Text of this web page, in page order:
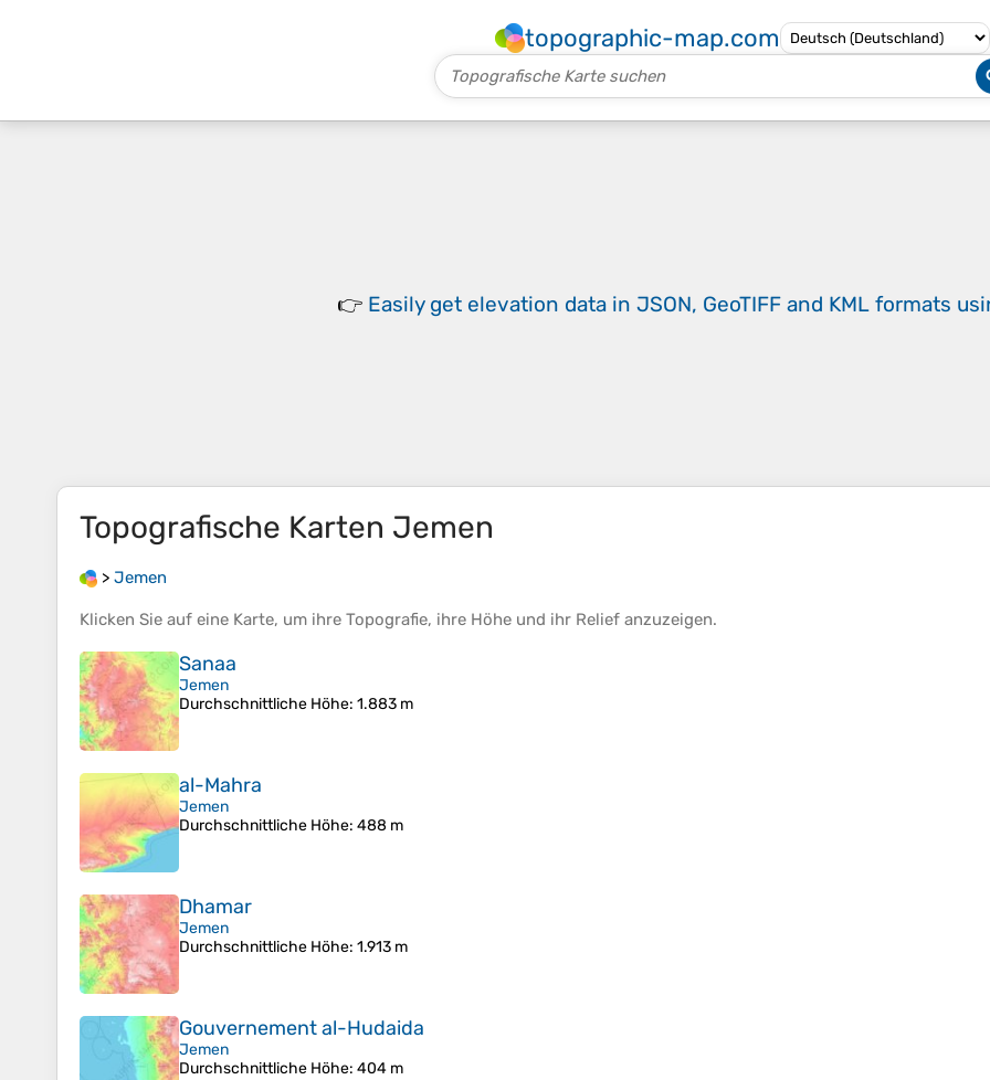
topographic-map.com
👉 Easily get elevation data in JSON, GeoTIFF and KML formats
Topografische Karten Jemen
> Jemen
Klicken Sie auf eine Karte, um ihre Topografie, ihre Höhe und ihr Relief anzuzeigen.
Sanaa
Jemen
Durchschnittliche Höhe: 1.883 m
al-Mahra
Jemen
Durchschnittliche Höhe: 488 m
Dhamar
Jemen
Durchschnittliche Höhe: 1.913 m
Gouvernement al-Hudaida
Jemen
Durchschnittliche Höhe: 404 m